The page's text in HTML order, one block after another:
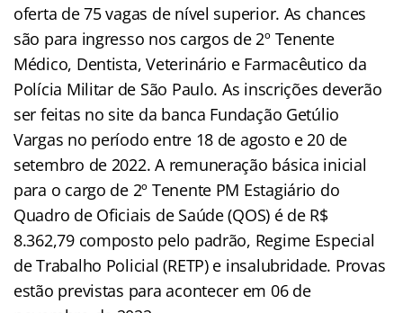
oferta de 75 vagas de nível superior. As chances
são para ingresso nos cargos de 2º Tenente
Médico, Dentista, Veterinário e Farmacêutico da
Polícia Militar de São Paulo. As inscrições deverão
ser feitas no site da banca Fundação Getúlio
Vargas no período entre 18 de agosto e 20 de
setembro de 2022. A remuneração básica inicial
para o cargo de 2º Tenente PM Estagiário do
Quadro de Oficiais de Saúde (QOS) é de R$
8.362,79 composto pelo padrão, Regime Especial
de Trabalho Policial (RETP) e insalubridade. Provas
estão previstas para acontecer em 06 de